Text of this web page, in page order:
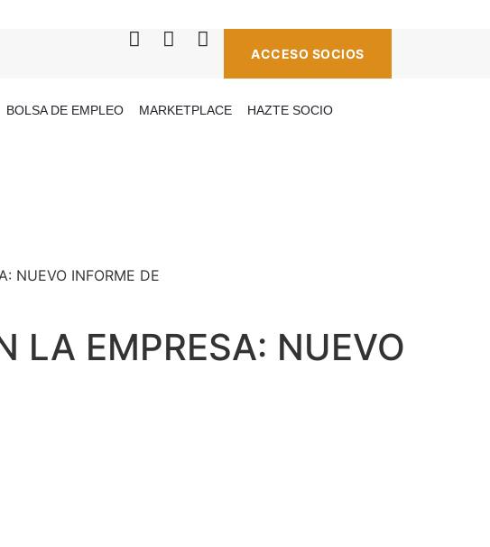
ACCESO SOCIOS
BOLSA DE EMPLEO MARKETPLACE HAZTE SOCIO
LA EMPRESA: NUEVO